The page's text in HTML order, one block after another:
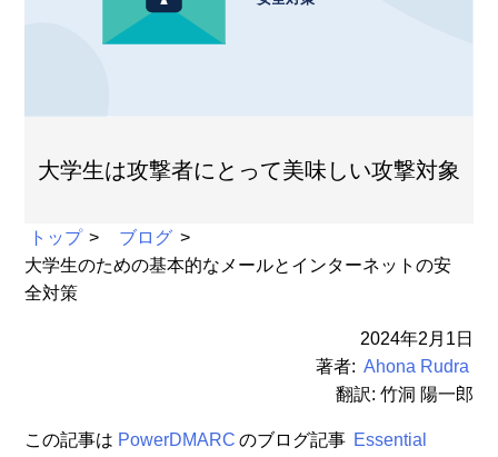
大学生は攻撃者にとって美味しい攻撃対象
トップ
ブログ
大学生のための基本的なメールとインターネットの安
全対策
2024年2月1日
著者: Ahona Rudra
翻訳: 竹洞 陽一郎
この記事は PowerDMARC のブログ記事 Essential